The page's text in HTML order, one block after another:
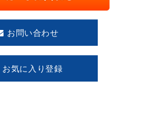
お問い合わせ
お気に入り登録